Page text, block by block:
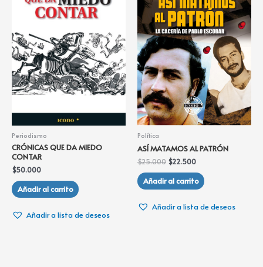
Periodismo
CRÓNICAS QUE DA MIEDO
CONTAR
$50.000
Añadir al carrito
Añadir a lista de deseos
Política
ASÍ MATAMOS AL PATRÓN
$25.000 $22.500
Añadir al carrito
Añadir a lista de deseos